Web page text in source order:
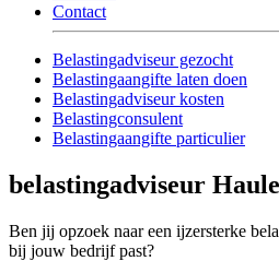
Contact
Belastingadviseur gezocht
Belastingaangifte laten doen
Belastingadviseur kosten
Belastingconsulent
Belastingaangifte particulier
belastingadviseur Haule
Ben jij opzoek naar een ijzersterke
bij jouw bedrijf past?